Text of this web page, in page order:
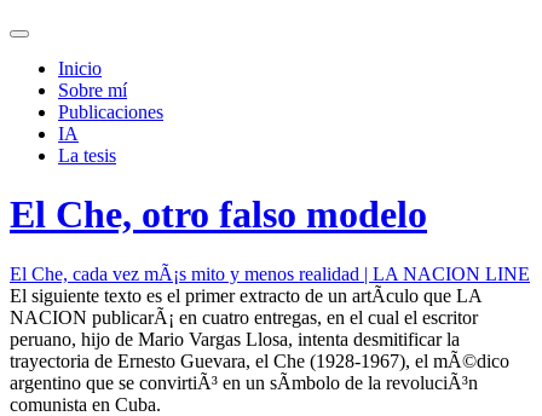
Alternar
campo
búsqueda
Inicio
Sobre mí­
Publicaciones
IA
La tesis
El Che, otro falso modelo
El Che, cada vez mÃ¡s mito y menos realidad | LA NACION LINE
El siguiente texto es el primer extracto de un artÃ­culo que LA
NACION publicarÃ¡ en cuatro entregas, en el cual el escritor
peruano, hijo de Mario Vargas Llosa, intenta desmitificar la
trayectoria de Ernesto Guevara, el Che (1928-1967), el mÃ©dico
argentino que se convirtiÃ³ en un sÃ­mbolo de la revoluciÃ³n
comunista en Cuba.